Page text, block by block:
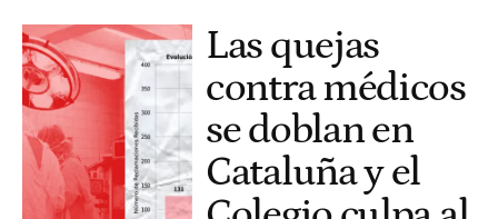
Las quejas
contra médicos
se doblan en
Cataluña y el